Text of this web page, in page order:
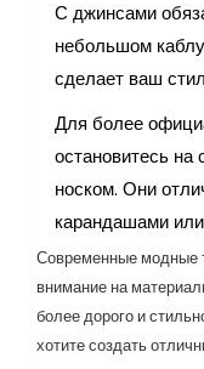
С джинсами
небольшом
сделает ваш
Для более
остановитесь
носком. Они
карандашами
Современные модные
внимание на
более дорого и
хотите создать